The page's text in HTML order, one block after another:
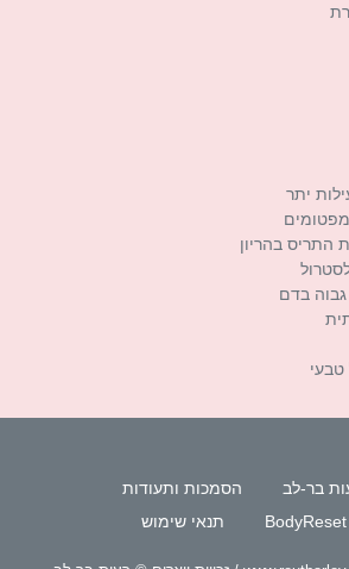
יתר
התריס בהריון
גבוה בדם
טבעי
בר-לב
הסמכות ותעודות
תנאי שימוש